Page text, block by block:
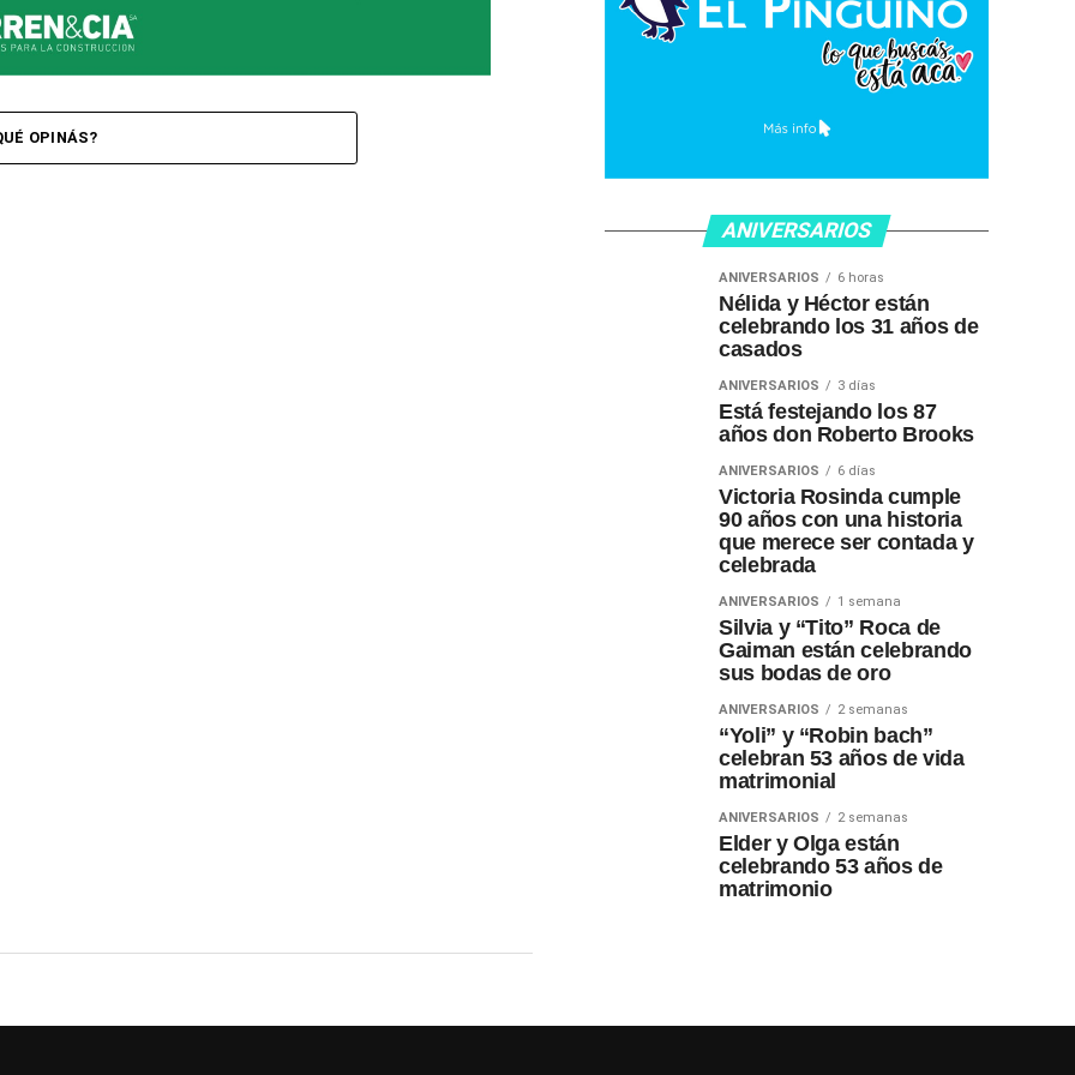
OPINÁS?
ANIVERSARIOS
ANIVERSARIOS 6 horas
Nélida y Héctor están
celebrando los 31 años de
casados
ANIVERSARIOS 3 días
Está festejando los 87
años don Roberto Brooks
ANIVERSARIOS 6 días
Victoria Rosinda cumple
90 años con una historia
que merece ser contada y
celebrada
ANIVERSARIOS 1 semana
Silvia y “Tito” Roca de
Gaiman están celebrando
sus bodas de oro
ANIVERSARIOS 2 semanas
“Yoli” y “Robin bach”
celebran 53 años de vida
matrimonial
ANIVERSARIOS 2 semanas
Elder y Olga están
celebrando 53 años de
matrimonio